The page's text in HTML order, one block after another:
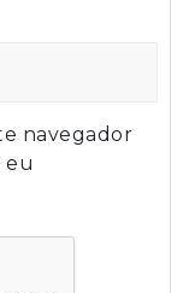
navegador
eu